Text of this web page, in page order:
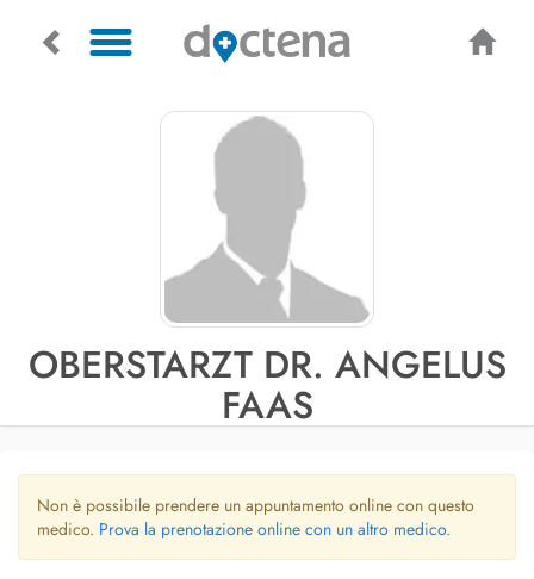
OBERSTARZT DR. ANGELUS
FAAS
Non è possibile prendere un appuntamento online con questo
medico. Prova la prenotazione online con un altro medico.